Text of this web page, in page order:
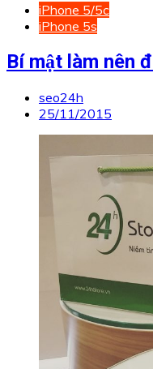
iPhone 5/5c
iPhone 5s
Bí mật làm nên
seo24h
25/11/2015